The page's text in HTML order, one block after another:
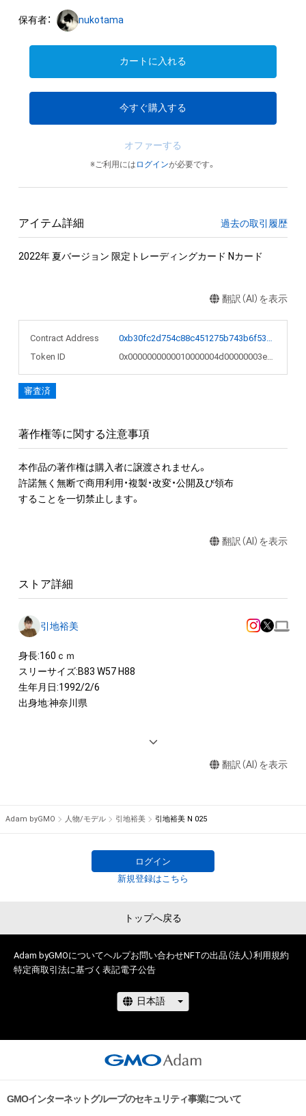
保有者： nukotama
カートに入れる
今すぐ購入する
オファーする
※ご利用には ログインが必要です。
アイテム詳細 過去の取引履歴
2022年 夏バージョン 限定トレーディングカード Nカード
翻訳（AI）を表示
Contract Address
0xb30fc2d754c88c451275b743b6f530f19f643683
Token ID
0x0000000000010000004d00000003ecef
審査済
著作権等に関する注意事項
本作品の著作権は購入者に譲渡されません。
許諾無く無断で商用利用・複製・改変・公開及び領布
することを一切禁止します。
翻訳（AI）を表示
ストア詳細
引地裕美
身長:160ｃｍ
スリーサイズ:B83 W57 H88
生年月日:1992/2/6
出身地:神奈川県
2020-2021 　　D'STATION フレッシュエンジェルズ
2019　UP GARAGE ドリフトエンジェルス
2014 - 2018　エヴァンゲリオンレーシング レースクイーン★
花王「フレアフレグランス」タクシー編
引地裕美写真集 「you love me?」
翻訳（AI）を表示
Adam byGMO 人物/モデル 引地裕美 引地裕美 N 025
ログイン
新規登録はこちら
トップへ戻る
Adam byGMOについてヘルプお問い合わせNFTの出品（法人）利用規約
特定商取引法に基づく表記電子公告
GMOインターネットグループのセキュリティ事業について